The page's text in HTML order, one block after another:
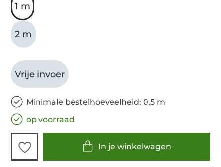
1 m
2 m
Vrije invoer
Minimale bestelhoeveelheid: 0,5 m
op voorraad
In je winkelwagen